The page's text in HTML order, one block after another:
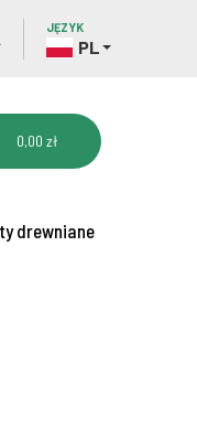
JĘZYK
PL
0,00 zł
drewniane